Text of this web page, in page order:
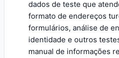
dados de teste que
formato de endereços
formulários, análise de
identidade e outros
manual de informações